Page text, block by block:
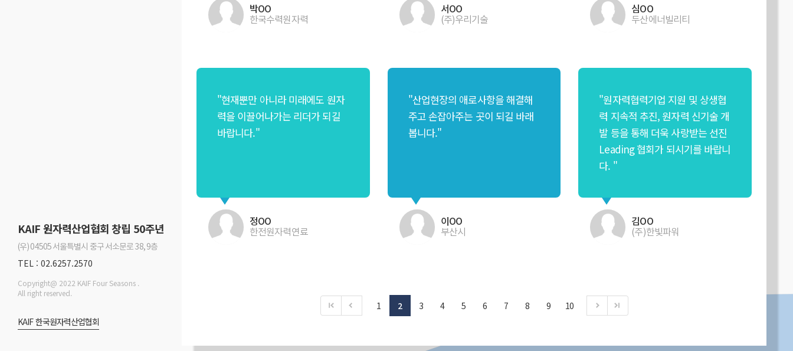
KAIF 원자력산업협회 창립 50주년
(우) 04505 서울특별시 중구 서소문로 38, 9층
TEL : 02.6257.2570
Copyright@ 2022 KAIF Four Seasons .
All right reserved.
KAIF 한국원자력산업협회
박OO
한국수력원자력
서OO
(주)우리기술
심OO
두산에너빌리티
"현재뿐만 아니라 미래에도 원자
력을 이끌어나가는 리더가 되길
바랍니다."
정OO
한전원자력연료
"산업현장의 애로사항을 해결해
주고 손잡아주는 곳이 되길 바래
봅니다."
이OO
부산시
"원자력협력기업 지원 및 상생협
력 지속적 추진, 원자력 신기술 개
발 등을 통해 더욱 사랑받는 선진
Leading 협회가 되시기를 바랍니
다. "
김OO
(주)한빛파워
1 2 3 4 5 6 7 8 9 10